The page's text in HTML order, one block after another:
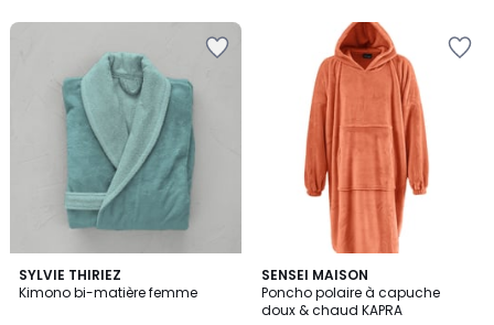
SYLVIE THIRIEZ
Kimono bi-matière femme
SENSEI MAISON
Poncho polaire à capuche
doux & chaud KAPRA
5
/
5
6
Couleurs